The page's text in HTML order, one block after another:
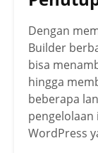
Dengan
Builder
bisa
hingga
beberapa
WordPress